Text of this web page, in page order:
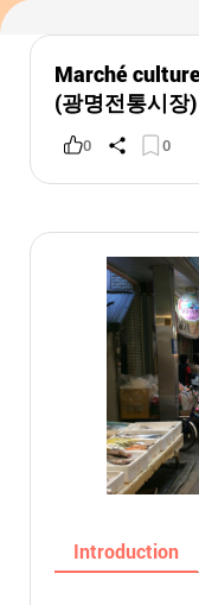
Marché
(광명전통시장)
0 0
Introduction